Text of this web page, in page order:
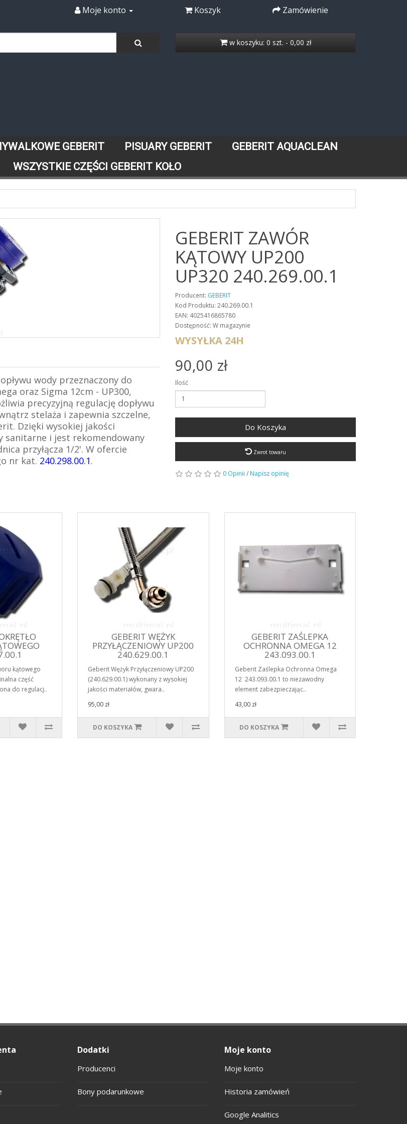
Moje konto Koszyk Zamówienie
w koszyku: 0 szt. - 0,00 zł
GEBERIT PISUARY GEBERIT
GEBERIT AQUACLEAN
WSZYSTKIE CZĘŚCI GEBERIT KOŁO
wody przeznaczony do
oraz Sigma 12cm - UP300,
precyzyjną regulację dopływu
stelaża i zapewnia szczelne,
Dzięki wysokiej jakości
sanitarne i jest rekomendowany
przyłącza 1/2'. W ofercie
nr kat. 240.298.00.1.
GEBERIT ZAWÓR
KĄTOWY UP200
UP320 240.269.00.1
Producent: GEBERIT
Kod Produktu: 240.269.00.1
EAN: 4025416865780
Dostępność: W magazynie
WYSYŁKA 24H
90,00 zł
Ilość
Do Koszyka
Zwrot towaru
0 Opinii / Napisz opinię
kątowego
część
do regulacj..
GEBERIT WĘŻYK
PRZYŁĄCZENIOWY UP200
240.629.00.1
Geberit Wężyk Przyłączeniowy UP200
(240.629.00.1) wykonany z wysokiej
jakości materiałów, gwara..
95,00 zł
DO KOSZYKA
GEBERIT ZAŚLEPKA
OCHRONNA OMEGA 12
243.093.00.1
Geberit Zaślepka Ochronna Omega
12 243.093.00.1 to niezawodny
element zabezpieczając..
43,00 zł
DO KOSZYKA
Dodatki
Producenci
Bony podarunkowe
Moje konto
Moje konto
Historia zamówień
Google Analitics